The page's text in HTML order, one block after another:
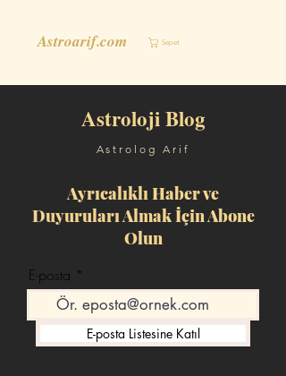
Astroarif.com Sepet
Astroloji Blog
Astrolog Arif
Ayrıcalıklı Haber ve
Duyuruları Almak İçin Abone
Olun
E-posta
E-posta Listesine Katıl